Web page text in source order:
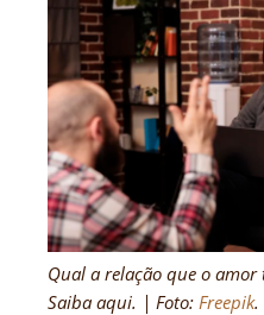
Qual a relação que o amor
Saiba aqui. | Foto: Freepik.